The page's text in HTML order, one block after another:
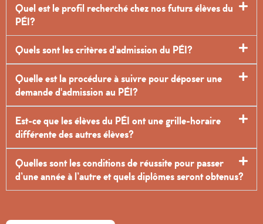
Quel est le profil recherché chez nos futurs élèves du
PÉI?
Quels sont les critères d'admission du PÉI?
Quelle est la procédure à suivre pour déposer une
demande d'admission au PÉI?
Est-ce que les élèves du PÉI ont une grille-horaire
différente des autres élèves?
Quelles sont les conditions de réussite pour passer
d’une année à l’autre et quels diplômes seront obtenus?